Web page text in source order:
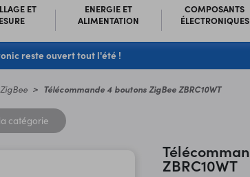
ET
ENERGIE ET
ALIMENTATION
COMPOSANTS
ÉLECTRONIQUES
reste ouvert tout l'été !
Télécommande 4 boutons ZigBee ZBRC10WT
catégorie
Télécommande 4 boutons ZigBee
ZBRC10WT